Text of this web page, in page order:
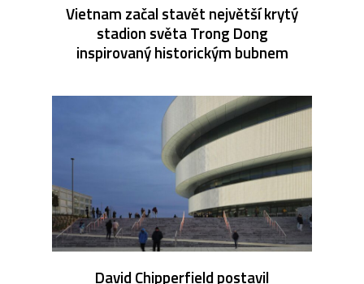
Vietnam začal stavět největší krytý
stadion světa Trong Dong
inspirovaný historickým bubnem
David Chipperfield postavil